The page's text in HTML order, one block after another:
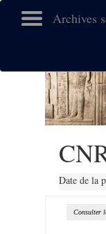
Archives
Date de la
Consulter